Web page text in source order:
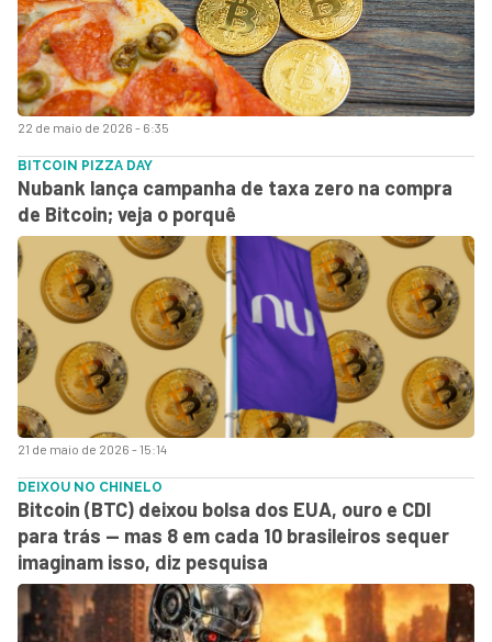
22 de maio de 2026 - 6:35
21 de maio de 2026 - 15:14
BITCOIN PIZZA DAY
Nubank lança campanha de taxa zero na compra
de Bitcoin; veja o porquê
DEIXOU NO CHINELO
Bitcoin (BTC) deixou bolsa dos EUA, ouro e CDI
para trás — mas 8 em cada 10 brasileiros sequer
imaginam isso, diz pesquisa